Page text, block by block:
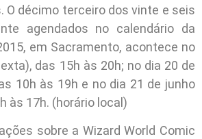
O décimo terceiro dos vinte e seis
agendados no calendário da
em Sacramento, acontece no
das 15h às 20h; no dia 20 de
10h às 19h e no dia 21 de junho
às 17h. (horário local)
sobre a Wizard World Comic